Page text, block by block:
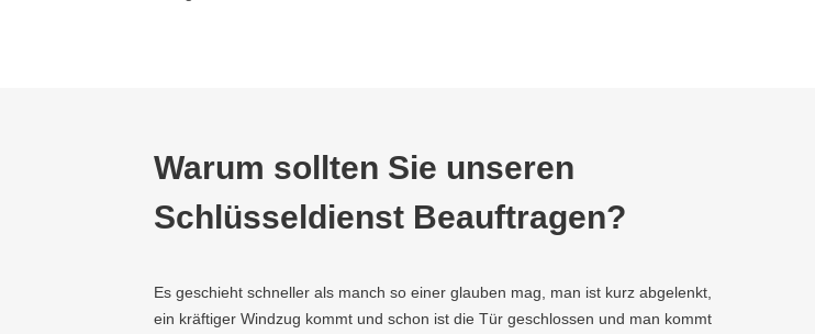
Warum sollten Sie unseren
Schlüsseldienst Beauftragen?
Es geschieht schneller als manch so einer glauben mag, man ist kurz abgelenkt,
ein kräftiger Windzug kommt und schon ist die Tür geschlossen und man kommt